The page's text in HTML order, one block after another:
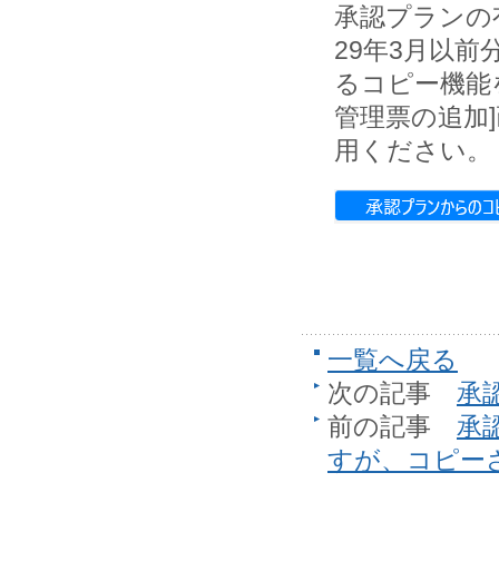
承認プラン
29年3月以前
るコピー機
管理票の追
用ください。
一覧へ戻る
次の記事 承
前の記事 承
すが、コピー